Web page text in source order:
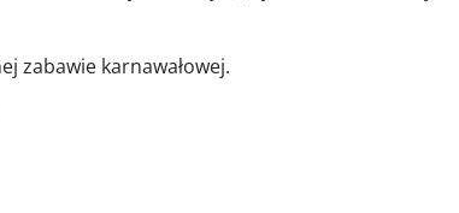
zabawie karnawałowej.